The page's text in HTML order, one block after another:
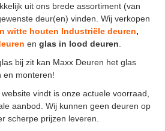
uit ons brede assortiment (van
deur(en) vinden. Wij verkopen
witte houten Industriële deuren,
en glas in lood deuren
bij zit kan Maxx Deuren het glas
en monteren!
vindt is onze actuele voorraad,
aanbod. Wij kunnen geen deuren op
scherpe prijzen leveren.